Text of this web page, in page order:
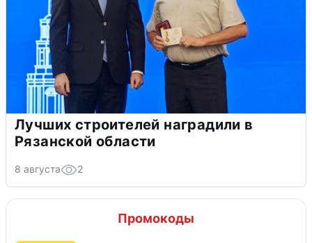
Лучших строителей наградили в
Рязанской области
8 августа 2
Промокоды